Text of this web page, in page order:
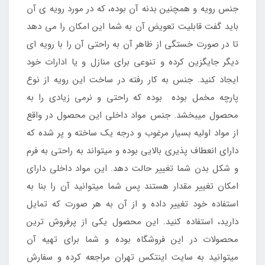
جنس رویه و همچنین بدنه آن بوده، که در مورد رویه ی آن
باید گفت قابلیت تعویض آن به شما این امکان را می دهد
تا در صورت خستگی از ظاهر آن به راحتی آن را با رویه ای
دیگر جایگزین کرده و تنوعی برای منازل و یا ادارات خود
ایجاد کنید. جنس به کار رفته در ساخت این رویه از نوع
پارچه مخمل بوده بوده که راحتی و نرمی زیادی را به
محصول میبخشد. جنس مواد داخلی این محصول در واقع
از مواد اولیه بسیار مرغوب و درجه یک ساخته و پر شده که
دارای انعطاف پذیری بالایی بوده و میتواند به راحتی به فرم
و شکل بدن شما تغییر حالت دهد. این مواد داخلی دارای
امکان تغییر مقدار هستند پس شما میتوانید آن را بنا به
استفاده خود تغییر داده و از آن به هر صورت که تمایل
دارید، استفاده کنید. این محصول یکی از پرفروش ترین
محصولات در این فروشگاه بوده و شما برای تهیه آن
میتوانید به سایت اینتکس تهران مراجعه کرده و سفارش